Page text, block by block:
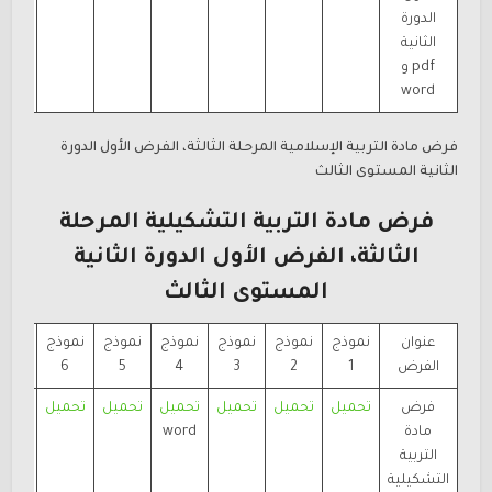
الدورة
الثانية
pdf و
word
فرض مادة التربية الإسلامية المرحلة الثالثة، الفرض الأول الدورة
الثانية المستوى الثالث
فرض مادة التربية التشكيلية المرحلة
الثالثة، الفرض الأول الدورة الثانية
المستوى الثالث
عنوان
الفرض
نموذج
1
نموذج
2
نموذج
3
نموذج
4
نموذج
5
نموذج
6
فرض
مادة
التربية
التشكيلية
تحميل تحميل تحميل
تحميل
word
تحميل تحميل